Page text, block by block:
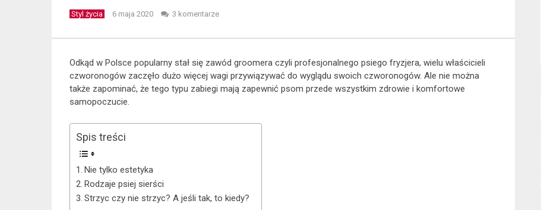
Styl życia 6 maja 2020 3 komentarze
Odkąd w Polsce popularny stał się zawód groomera czyli profesjonalnego psiego fryzjera, wielu właścicieli
czworonogów zaczęło dużo więcej wagi przywiązywać do wyglądu swoich czworonogów. Ale nie można
także zapominać, że tego typu zabiegi mają zapewnić psom przede wszystkim zdrowie i komfortowe
samopoczucie.
Spis treści
Nie tylko estetyka
Rodzaje psiej sierści
Strzyc czy nie strzyc? A jeśli tak, to kiedy?